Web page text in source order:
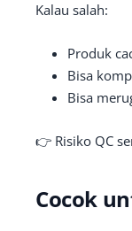
Kalau salah:
Produk
Bisa
Bisa
👉 Risiko QC
Cocok